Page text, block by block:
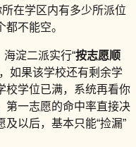
在学区内有多少所派位
不能空。
海淀二派实行“按志愿顺
如果该学校还有剩余学
校学位已满，系统再看你
第一志愿的命中率直接决
以后，基本只能“捡漏”